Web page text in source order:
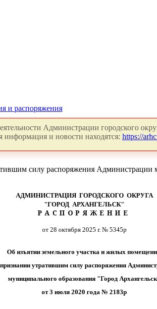
и распоряжения
Администрации городского
информация и новости находятся: https://
силу распоряжения
АДМИНИСТРАЦИЯ ГОРОДСКОГО ОКРУГА
"ГОРОД АРХАНГЕЛЬСК"
РАСПОРЯЖЕНИЕ
от 28 октября 2025 г. № 5345р
Об изъятии земельного участка и жилых
утратившим силу распоряжения
муниципального образования "Город
от 3 июля 2020 года № 2183р